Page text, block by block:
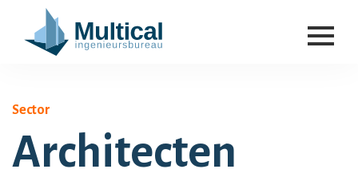
Sector
Architecten